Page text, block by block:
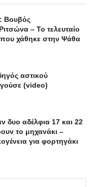
Βουβός
– Το τελευταίο
που χάθηκε στην Ψάθα
αστικού
(video)
αδέλφια 17 και 22
το μηχανάκι –
για φορτηγάκι